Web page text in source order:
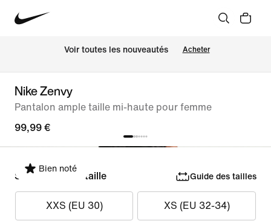
Voir toutes les nouveautés Acheter
Nike Zenvy
Pantalon ample taille mi-haute pour femme
99,99 €
Bien noté
Sélectionner la taille Guide des tailles
XXS (EU 30) XS (EU 32-34)